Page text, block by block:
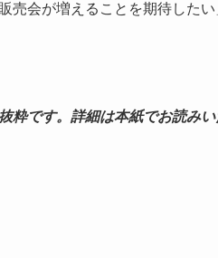
売会が増えることを期待したい
です。詳細は本紙でお読みい